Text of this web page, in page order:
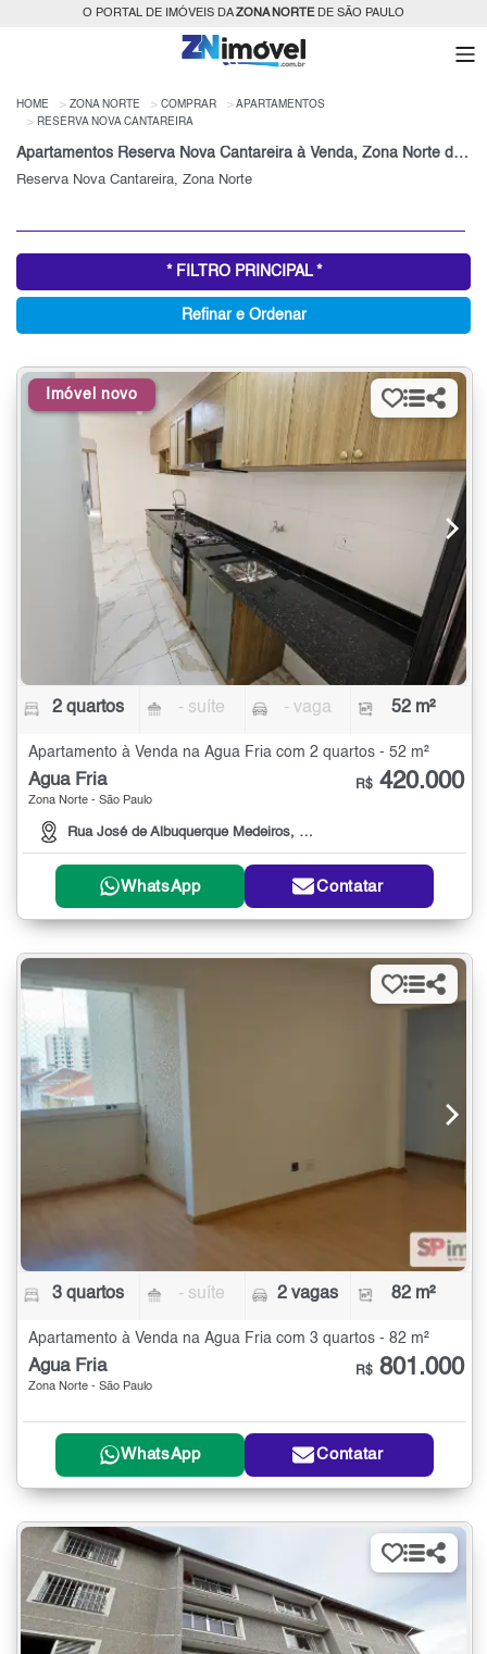
O PORTAL DE IMÓVEIS DAZONA NORTEDE SÃO PAULO
HOME ZONA NORTE COMPRAR
APARTAMENTOS
RESERVA NOVA CANTAREIRA
Apartamentos Reserva Nova Cantareira à Venda, Zona Norte de São Paulo, SP
Reserva Nova Cantareira, Zona Norte
* FILTRO PRINCIPAL *
Refinar e Ordenar
Imóvel novo
2 quartos - suíte - vaga 52 m²
Apartamento à Venda na Água Fria com 2 quartos - 52 m²
Água Fria
Zona Norte - São Paulo
Rua José de Albuquerque Medeiros, 215
R$ 420.000
WhatsApp Contatar
3 quartos - suíte 2 vagas 82 m²
Apartamento à Venda na Água Fria com 3 quartos - 82 m²
Água Fria
Zona Norte - São Paulo
R$ 801.000
WhatsApp Contatar